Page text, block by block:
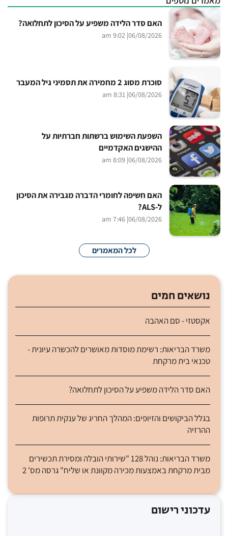
האם סדר הלידה משפיע על הסיכון לתחלואה?
06/08/2026
| 9:02 am
סוכרת מסוג 2 מחמירה את תסמיני גיל המעבר
06/08/2026
| 8:31 am
השפעת השימוש ברשתות חברתיות על
ההישגים האקדמיים
06/08/2026
| 8:09 am
האם חשיפה לחומרי הדברה מגבירה את הסיכון
ל-ALS?
06/08/2026
| 7:46 am
לכל המאמרים
נושאים חמים
אקסטזי - סם האהבה
משרד הבריאות: רשימת מוסדות מאושרים להכשרה עיונית -
טכנאי בית מרקחת
האם סדר הלידה משפיע על הסיכון לתחלואה?
בגלל הביקושים והזיופים: המהלך החריג של ענקית תרופות
ההרזיה
משרד הבריאות: נוהל 128 "שירותי הובלה ומסירת תכשירים
מבית מרקחת באמצעות מכירה מקוונת או שליח" גרסה מס' 2
עדכוני רישום